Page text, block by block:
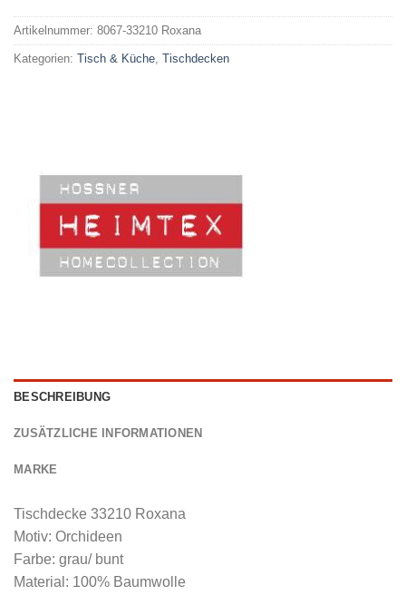
Artikelnummer: 8067-33210 Roxana
Kategorien: Tisch & Küche Tischdecken
BESCHREIBUNG
ZUSÄTZLICHE INFORMATIONEN
MARKE
Tischdecke 33210 Roxana
Motiv: Orchideen
Farbe: grau/ bunt
Material: 100% Baumwolle